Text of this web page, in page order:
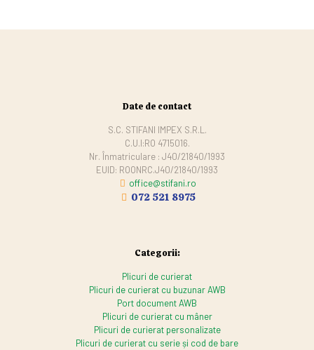
Date de contact
S.C. STIFANI IMPEX S.R.L.
C.U.I:RO 4715016.
Nr. Înmatriculare : J40/21840/1993
EUID: ROONRC.J40/21840/1993
office@stifani.ro
072 521 8975
Categorii:
Plicuri de curierat
Plicuri de curierat cu buzunar AWB
Port document AWB
Plicuri de curierat cu mâner
Plicuri de curierat personalizate
Plicuri de curierat cu serie și cod de bare